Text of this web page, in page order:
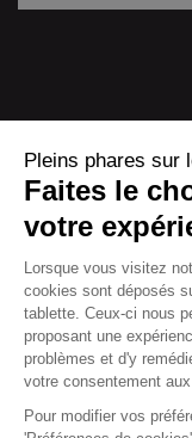
Conditions
Pleins phares sur
Faites le
votre
Lorsque vous visitez
cookies sont déposés
tablette. Ceux-ci nous
proposant une
problèmes et d'y
votre consentement
Pour modifier vos